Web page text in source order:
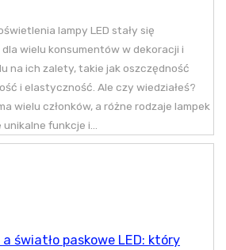
lampy LED stały się
wielu konsumentów w dekoracji i
na ich zalety, takie jak oszczędność
i elastyczność. Ale czy wiedziałeś?
wielu członków, a różne rodzaje lampek
funkcje i...
a światło paskowe LED: który